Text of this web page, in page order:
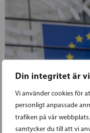
Din integritet är
Vi använder cookies för
personligt anpassade
trafiken på vår
samtycker du till att vi